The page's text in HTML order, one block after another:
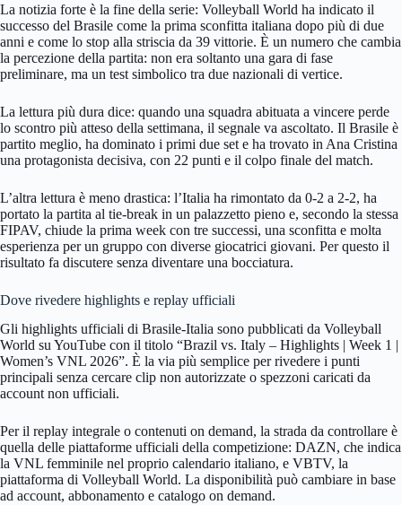
La notizia forte è la fine della serie: Volleyball World ha indicato il
successo del Brasile come la prima sconfitta italiana dopo più di due
anni e come lo stop alla striscia da 39 vittorie. È un numero che cambia
la percezione della partita: non era soltanto una gara di fase
preliminare, ma un test simbolico tra due nazionali di vertice.
La lettura più dura dice: quando una squadra abituata a vincere perde
lo scontro più atteso della settimana, il segnale va ascoltato. Il Brasile è
partito meglio, ha dominato i primi due set e ha trovato in Ana Cristina
una protagonista decisiva, con 22 punti e il colpo finale del match.
L’altra lettura è meno drastica: l’Italia ha rimontato da 0-2 a 2-2, ha
portato la partita al tie-break in un palazzetto pieno e, secondo la stessa
FIPAV, chiude la prima week con tre successi, una sconfitta e molta
esperienza per un gruppo con diverse giocatrici giovani. Per questo il
risultato fa discutere senza diventare una bocciatura.
Dove rivedere highlights e replay ufficiali
Gli highlights ufficiali di Brasile-Italia sono pubblicati da Volleyball
World su YouTube con il titolo “Brazil vs. Italy – Highlights | Week 1 |
Women’s VNL 2026”. È la via più semplice per rivedere i punti
principali senza cercare clip non autorizzate o spezzoni caricati da
account non ufficiali.
Per il replay integrale o contenuti on demand, la strada da controllare è
quella delle piattaforme ufficiali della competizione: DAZN, che indica
la VNL femminile nel proprio calendario italiano, e VBTV, la
piattaforma di Volleyball World. La disponibilità può cambiare in base
ad account, abbonamento e catalogo on demand.